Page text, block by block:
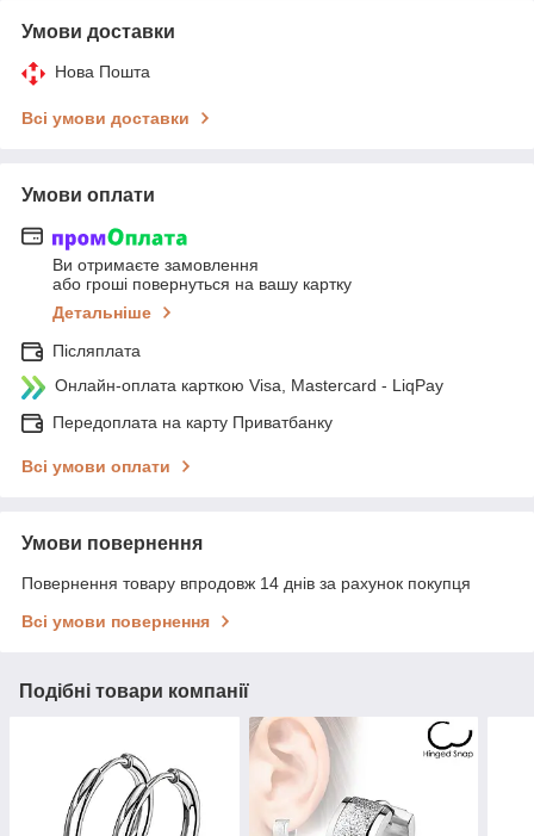
Умови доставки
Нова Пошта
Всі умови доставки
Умови оплати
Ви отримаєте замовлення
або гроші повернуться на вашу картку
Детальніше
Післяплата
Онлайн-оплата карткою Visa, Mastercard - LiqPay
Передоплата на карту Приватбанку
Всі умови оплати
Умови повернення
Повернення товару впродовж 14 днів за рахунок покупця
Всі умови повернення
Подібні товари компанії